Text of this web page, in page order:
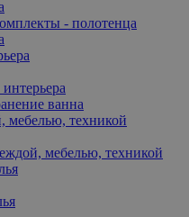
- полотенца
ванна
мебелью, техникой
мебелью, техникой